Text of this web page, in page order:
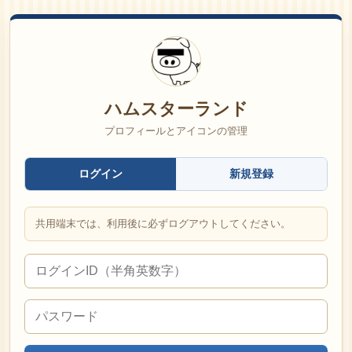
ハムスターランド
プロフィールとアイコンの管理
ログイン 新規登録
共用端末では、利用後に必ずログアウトしてください。